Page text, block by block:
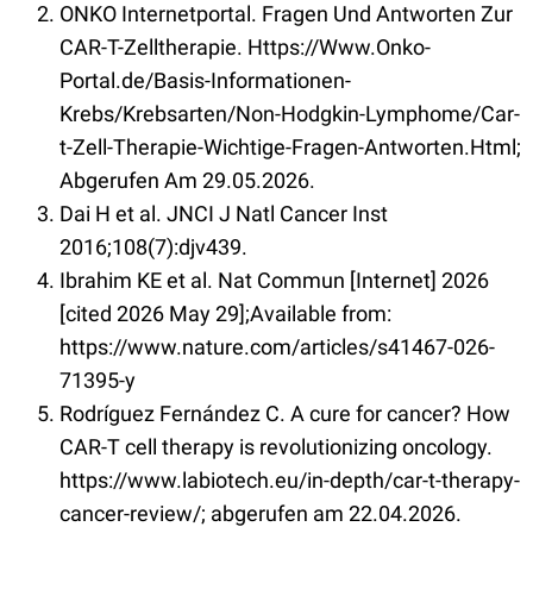
ONKO Internetportal. Fragen Und Antworten Zur
CAR-T-Zelltherapie. Https://Www.Onko-
Portal.de/Basis-Informationen-
Krebs/Krebsarten/Non-Hodgkin-Lymphome/Car-
t-Zell-Therapie-Wichtige-Fragen-Antworten.Html;
Abgerufen Am 29.05.2026.
Dai H et al. JNCI J Natl Cancer Inst
2016;108(7):djv439.
Ibrahim KE et al. Nat Commun [Internet] 2026
[cited 2026 May 29];Available from:
https://www.nature.com/articles/s41467-026-
71395-y
Rodríguez Fernández C. A cure for cancer? How
CAR-T cell therapy is revolutionizing oncology.
https://www.labiotech.eu/in-depth/car-t-therapy-
cancer-review/; abgerufen am 22.04.2026.